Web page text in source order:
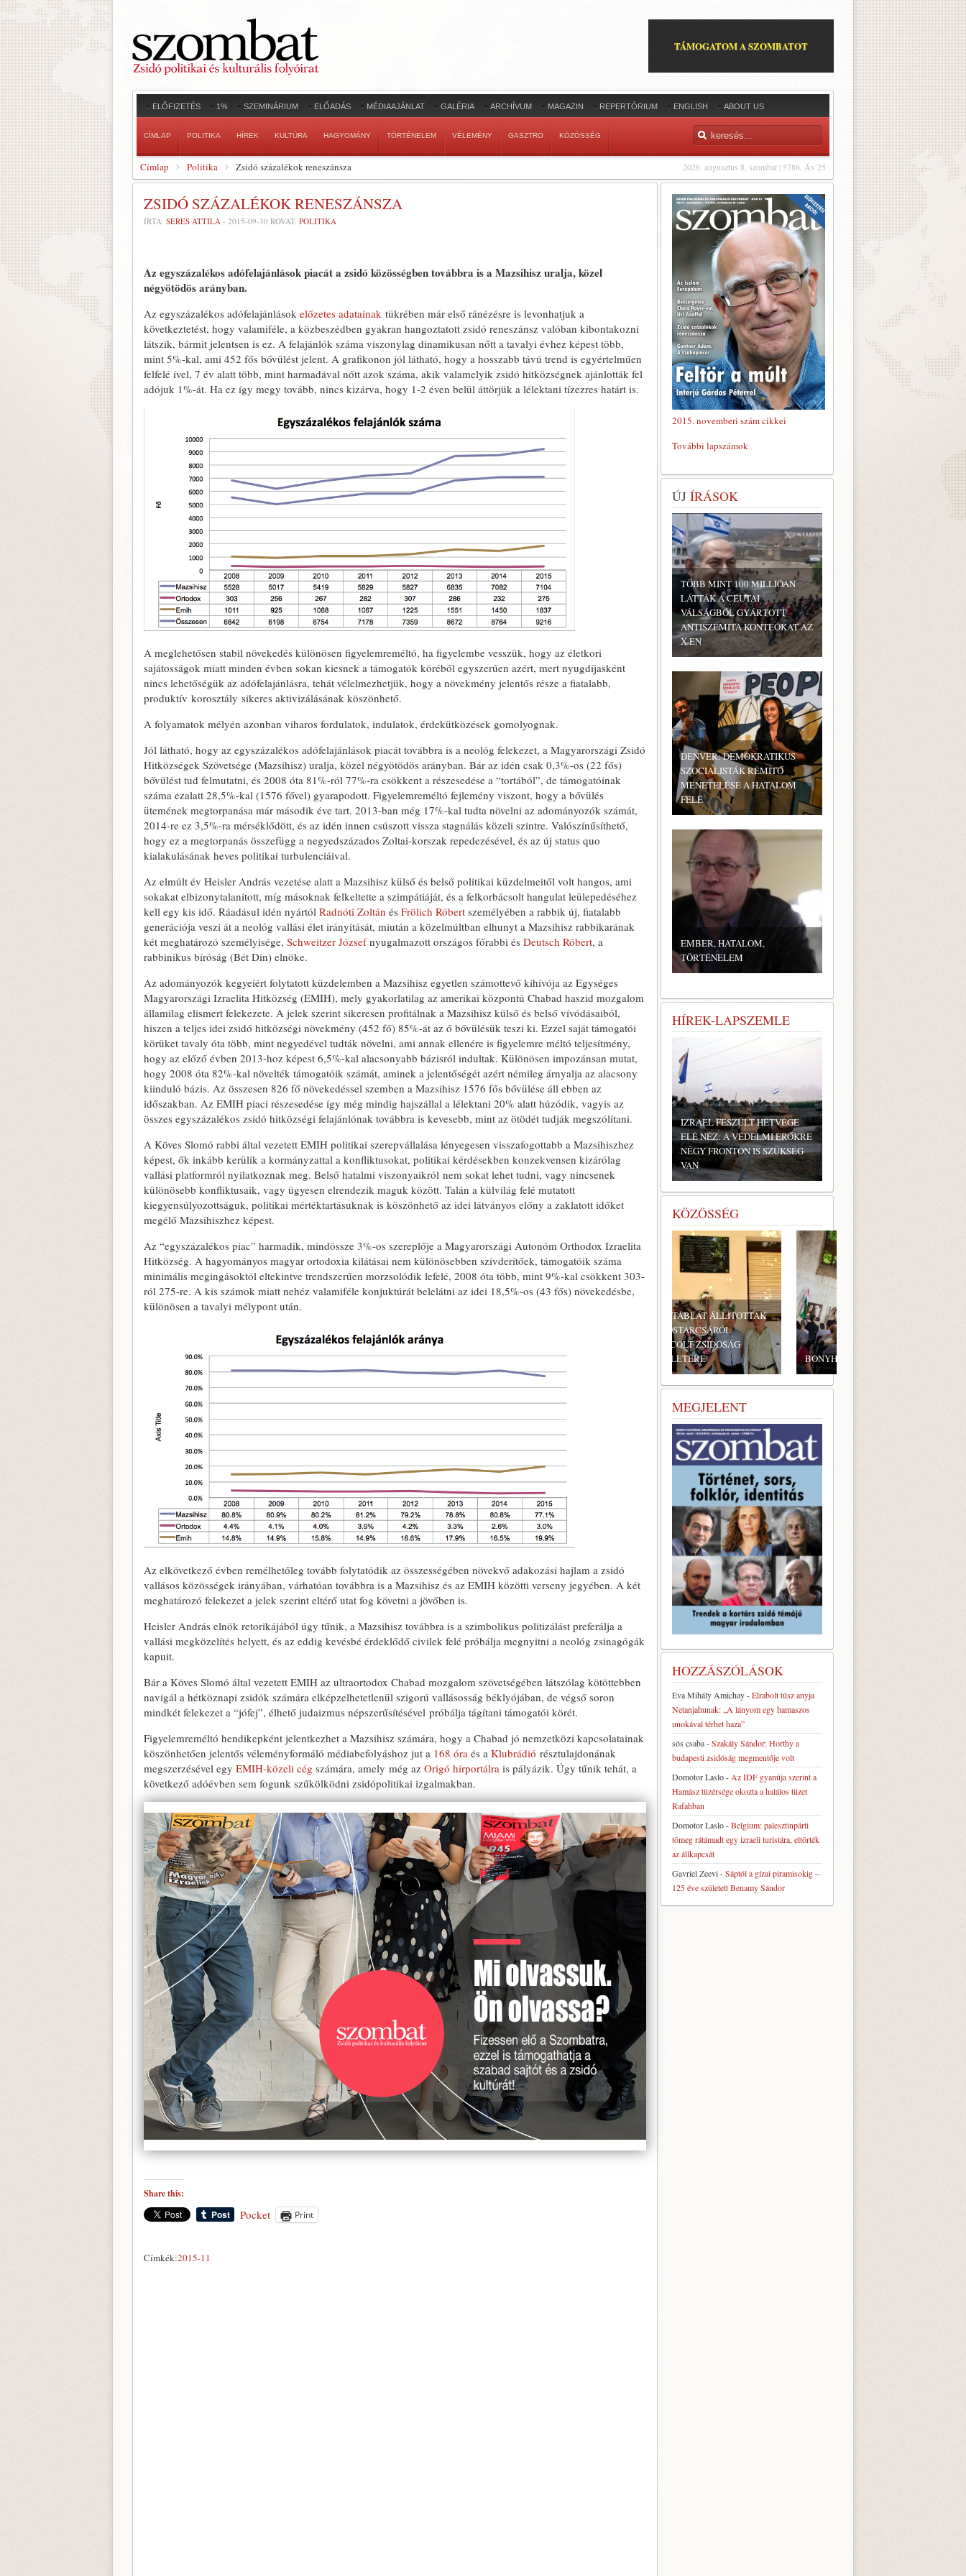
TÁMOGATOM A SZOMBATOT
ELŐFIZETÉS 1% SZEMINÁRIUM ELŐADÁS MÉDIAAJÁNLAT GALÉRIA ARCHÍVUM MAGAZIN REPERTÓRIUM ENGLISH ABOUT US
CÍMLAP POLITIKA HÍREK KULTÚRA HAGYOMÁNY TÖRTÉNELEM VÉLEMÉNY GASZTRO KÖZÖSSÉG
2026. augusztus 8, szombat | 5786. Áv 25
Címlap Politika Zsidó százalékok reneszánsza
ZSIDÓ SZÁZALÉKOK RENESZÁNSZA
ÍRTA: SERES ATTILA - 2015-09-30 ROVAT: POLITIKA
Az egyszázalékos adófelajánlások piacát a zsidó közösségben továbbra is a Mazsihisz uralja, közel
négyötödös arányban.
Az egyszázalékos adófelajánlások előzetes adatainak tükrében már első ránézésre is levonhatjuk a
következtetést, hogy valamiféle, a közbeszédben gyakran hangoztatott zsidó reneszánsz valóban kibontakozni
látszik, bármit jelentsen is ez. A felajánlók száma viszonylag dinamikusan nőtt a tavalyi évhez képest több,
mint 5%-kal, ami 452 fős bővülést jelent. A grafikonon jól látható, hogy a hosszabb távú trend is egyértelműen
felfelé ível, 7 év alatt több, mint harmadával nőtt azok száma, akik valamelyik zsidó hitközségnek ajánlották fel
adójuk 1%-át. Ha ez így megy tovább, nincs kizárva, hogy 1-2 éven belül áttörjük a lélektani tízezres határt is.
A meglehetősen stabil növekedés különösen figyelemreméltó, ha figyelembe vesszük, hogy az életkori
sajátosságok miatt minden évben sokan kiesnek a támogatók köréből egyszerűen azért, mert nyugdíjasként
nincs lehetőségük az adófelajánlásra, tehát vélelmezhetjük, hogy a növekmény jelentős része a fiatalabb,
produktív korosztály sikeres aktivizálásának köszönhető.
A folyamatok mélyén azonban viharos fordulatok, indulatok, érdekütközések gomolyognak.
Jól látható, hogy az egyszázalékos adófelajánlások piacát továbbra is a neológ felekezet, a Magyarországi Zsidó
Hitközségek Szövetsége (Mazsihisz) uralja, közel négyötödös arányban. Bár az idén csak 0,3%-os (22 fős)
bővülést tud felmutatni, és 2008 óta 81%-ról 77%-ra csökkent a részesedése a “tortából”, de támogatóinak
száma ezalatt 28,5%-kal (1576 fővel) gyarapodott. Figyelemreméltó fejlemény viszont, hogy a bővülés
ütemének megtorpanása már második éve tart. 2013-ban még 17%-kal tudta növelni az adományozók számát,
2014-re ez 3,5%-ra mérséklődött, és az idén innen csúszott vissza stagnálás közeli szintre. Valószínűsíthető,
hogy ez a megtorpanás összefügg a negyedszázados Zoltai-korszak repedezésével, és az új status quo
kialakulásának heves politikai turbulenciáival.
Az elmúlt év Heisler András vezetése alatt a Mazsihisz külső és belső politikai küzdelmeitől volt hangos, ami
sokakat elbizonytalanított, míg másoknak felkeltette a szimpátiáját, és a felkorbácsolt hangulat leülepedéséhez
kell egy kis idő. Ráadásul idén nyártól Radnóti Zoltán és Frölich Róbert személyében a rabbik új, fiatalabb
generációja veszi át a neológ vallási élet irányítását, miután a közelmúltban elhunyt a Mazsihisz rabbikarának
két meghatározó személyisége, Schweitzer Józsefnyugalmazott országos főrabbi és Deutsch Róbert, a
rabbinikus bíróság (Bét Din) elnöke.
Az adományozók kegyeiért folytatott küzdelemben a Mazsihisz egyetlen számottevő kihívója az Egységes
Magyarországi Izraelita Hitközség (EMIH), mely gyakorlatilag az amerikai központú Chabad haszid mozgalom
államilag elismert felekezete. A jelek szerint sikeresen profitálnak a Mazsihisz külső és belső vívódásaiból,
hiszen a teljes idei zsidó hitközségi növekmény (452 fő) 85%-át az ő bővülésük teszi ki. Ezzel saját támogatói
körüket tavaly óta több, mint negyedével tudták növelni, ami annak ellenére is figyelemre méltó teljesítmény,
hogy az előző évben 2013-hoz képest 6,5%-kal alacsonyabb bázisról indultak. Különösen impozánsan mutat,
hogy 2008 óta 82%-kal növelték támogatóik számát, aminek a jelentőségét azért némileg árnyalja az alacsony
kiinduló bázis. Az összesen 826 fő növekedéssel szemben a Mazsihisz 1576 fős bővülése áll ebben az
időszakban. Az EMIH piaci részesedése így még mindig hajszállal a lélektani 20% alatt húzódik, vagyis az
összes egyszázalékos zsidó hitközségi felajánlónak továbbra is kevesebb, mint az ötödét tudják megszólítani.
A Köves Slomó rabbi által vezetett EMIH politikai szerepvállalása lényegesen visszafogottabb a Mazsihiszhez
képest, ők inkább kerülik a kormányzattal a konfliktusokat, politikai kérdésekben konzekvensen kizárólag
vallási platformról nyilatkoznak meg. Belső hatalmi viszonyaikról nem sokat lehet tudni, vagy nincsenek
különösebb konfliktusaik, vagy ügyesen elrendezik maguk között. Talán a külvilág felé mutatott
kiegyensúlyozottságuk, politikai mértéktartásuknak is köszönhető az idei látványos előny a zaklatott időket
megélő Mazsihiszhez képest.
Az “egyszázalékos piac” harmadik, mindössze 3%-os szereplője a Magyarországi Autonóm Orthodox Izraelita
Hitközség. A hagyományos magyar ortodoxia kilátásai nem különösebben szívderítőek, támogatóik száma
minimális megingásoktól eltekintve trendszerűen morzsolódik lefelé, 2008 óta több, mint 9%-kal csökkent 303-
ról 275-re. A kis számok miatt nehéz valamiféle konjuktúrát belelátni az idei 18,5%-os (43 fős) növekedésbe,
különösen a tavalyi mélypont után.
Az elkövetkező évben remélhetőleg tovább folytatódik az összességében növekvő adakozási hajlam a zsidó
vallásos közösségek irányában, várhatóan továbbra is a Mazsihisz és az EMIH közötti verseny jegyében. A két
meghatározó felekezet a jelek szerint eltérő utat fog követni a jövőben is.
Heisler András elnök retorikájából úgy tűnik, a Mazsihisz továbbra is a szimbolikus politizálást preferálja a
vallási megközelítés helyett, és az eddig kevésbé érdeklődő civilek felé próbálja megnyitni a neológ zsinagógák
kapuit.
Bár a Köves Slomó által vezetett EMIH az ultraortodox Chabad mozgalom szövetségében látszólag kötöttebben
navigál a hétköznapi zsidók számára elképzelhetetlenül szigorú vallásosság béklyójában, de végső soron
mindkét felekezet a “jófej”, élhető judaizmus népszerűsítésével próbálja tágítani támogatói körét.
Figyelemreméltó hendikepként jelentkezhet a Mazsihisz számára, hogy a Chabad jó nemzetközi kapcsolatainak
köszönhetően jelentős véleményformáló médiabefolyáshoz jut a 168 óra és a Klubrádió résztulajdonának
megszerzésével egy EMIH-közeli cég számára, amely még az Origó hírportálra is pályázik. Úgy tűnik tehát, a
következő adóévben sem fogunk szűkölködni zsidópolitikai izgalmakban.
Share this:
Pocket Print
Címkék:2015-11
2015. novemberi szám cikkei
További lapszámok
ÚJ ÍRÁSOK
TÖBB MINT 100 MILLIÓAN
LÁTTÁK A CEUTAI
VÁLSÁGBÓL GYÁRTOTT
ANTISZEMITA KONTEÓKAT AZ
X-EN
DENVER: DEMOKRATIKUS
SZOCIALISTÁK RÉMÍTŐ
MENETELÉSE A HATALOM
FELÉ
EMBER, HATALOM,
TÖRTÉNELEM
HÍREK-LAPSZEMLE
IZRAEL FESZÜLT HÉTVÉGE
ELÉ NÉZ: A VÉDELMI ERŐKRE
NÉGY FRONTON IS SZÜKSÉG
VAN
KÖZÖSSÉG
BONYHÁDI ZSIDÓ NAPOK
MEGJELENT
HOZZÁSZÓLÁSOK
Eva Mihály Amichay-Elrabolt túsz anyja
Netanjahunak: „A lányom egy hamaszos
unokával térhet haza”
sós csaba-Szakály Sándor: Horthy a
budapesti zsidóság megmentője volt
Domotor Laslo- Az IDF gyanúja szerint a
Hamász tüzérsége okozta a halálos tüzet
Rafahban
Domotor Laslo-Belgium: palesztinpárti
tömeg rátámadt egy izraeli turistára, eltörték
az állkapcsát
Gavriel Zeevi-Sáptól a gízai piramisokig –
125 éve született Benamy Sándor